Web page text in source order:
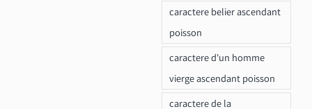
caractere belier ascendant
poisson
caractere d'un homme
vierge ascendant poisson
caractere de la